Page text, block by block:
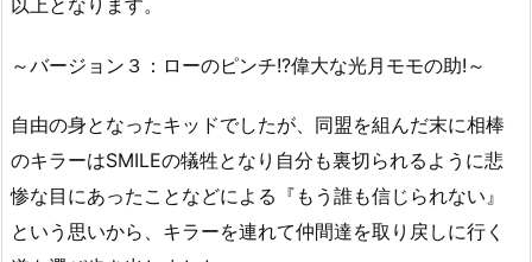
～バージョン３：ローのピンチ!?偉大な光月モモの助!～
自由の身となったキッドでしたが、同盟を組んだ末に相棒
のキラーはSMILEの犠牲となり自分も裏切られるように悲
惨な目にあったことなどによる『もう誰も信じられない』
という思いから、キラーを連れて仲間達を取り戻しに行く